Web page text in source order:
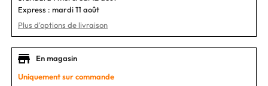
Express : mardi 11 août
Plus d'options de livraison
En magasin
Uniquement sur commande